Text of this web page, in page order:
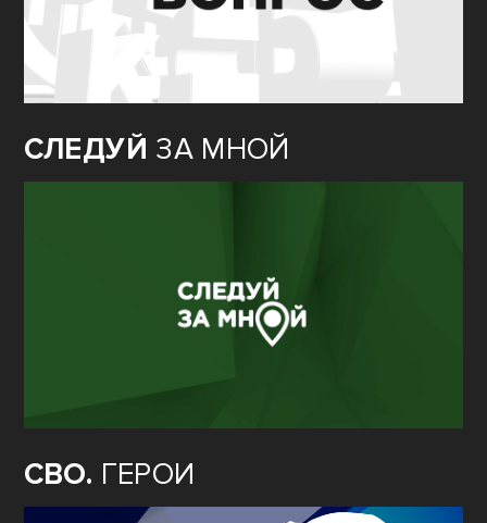
СЛЕДУЙ ЗА МНОЙ
СВО. ГЕРОИ